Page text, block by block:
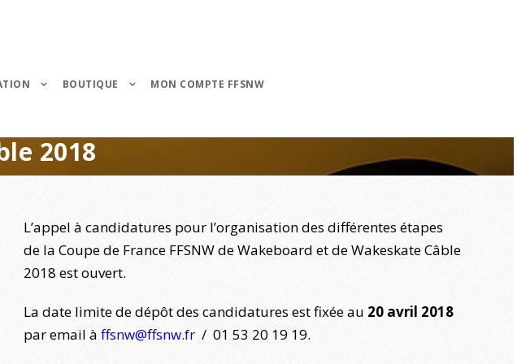
BOUTIQUE MON COMPTE FFSNW
2018
L’appel à candidatures pour l’organisation des différentes étapes
de la Coupe de France FFSNW de Wakeboard et de Wakeskate Câble
2018 est ouvert.
La date limite de dépôt des candidatures est fixée au 20 avril 2018
par email à ffsnw@ffsnw.fr / 01 53 20 19 19.